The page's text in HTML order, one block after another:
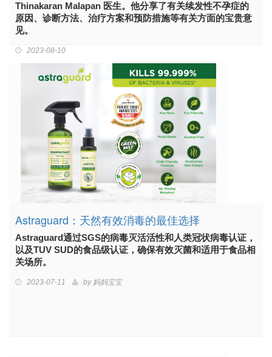
Thinakaran Malapan 医生。他分享了有关续发性不孕症的
原因、诊断方法、治疗方案和预防措施等有关方面的宝贵意
见。
2023-08-10
Astraguard：天然有效消毒的最佳选择
Astraguard通过SGS的病毒灭活活性和人类冠状病毒认证，
以及TUV SUD的食品级认证，确保有效灭菌和适用于食品相
关场所。
2023-07-11 by 妈妈宝宝